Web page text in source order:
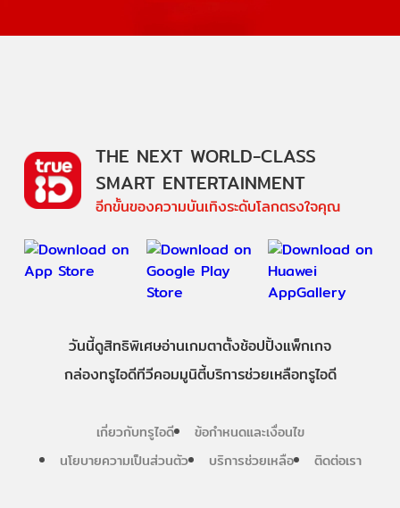
THE NEXT WORLD-CLASS
SMART ENTERTAINMENT
อีกขั้นของความบันเทิงระดับโลกตรงใจคุณ
วันนี้ดูสิทธิพิเศษอ่านเกมตาตั้งช้อปปิ้งแพ็กเกจ
กล่องทรูไอดีทีวีคอมมูนิตี้บริการช่วยเหลือทรูไอดี
เกี่ยวกับทรูไอดี
ข้อกำหนดและเงื่อนไข
นโยบายความเป็นส่วนตัว
บริการช่วยเหลือ ติดต่อเรา